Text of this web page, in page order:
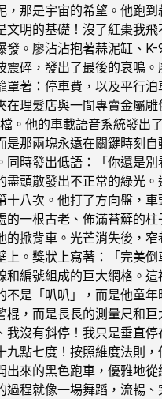
那是宇宙的希望。他跑
明的基礎！沒了紅棗我
。廖沾沾抱著蒜泥缸、
碎，發出了最後的哀鳴
著：停車費，以及平行
理髮店與一間專賣金屬
。他的車載語音系統發
那兩塊永遠在關鍵時刻
時發出低語：「你還是
頭散發出不正常的綠光
八次。他打了方向盤，
一根古老、佈滿苔蘚的
掀背車。光芒消失後，
上。獎狀上寫著：「完美
編號組成的巨大網格。
是「叭叭」，而是他童
，而是長長的測量尺和
沒有斜停！我只是垂直
點七度！按照維度法則
出來的黑色跑車，優雅地
程就像一場舞蹈，流暢